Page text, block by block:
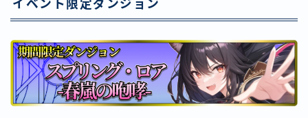
イベント限定ダンジョン